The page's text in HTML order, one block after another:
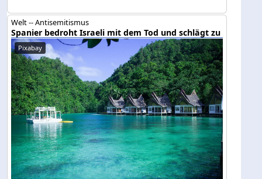
Welt -- Antisemitismus
Spanier bedroht Israeli mit dem Tod und schlägt zu
Pixabay